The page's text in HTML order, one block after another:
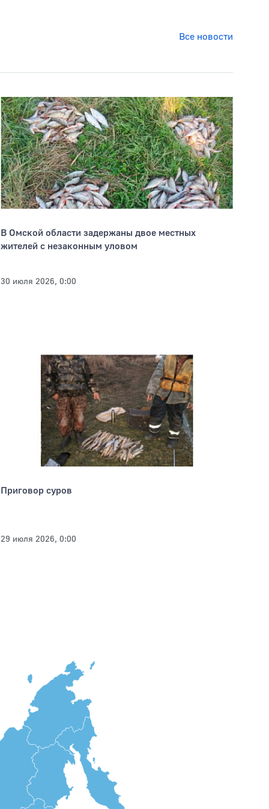
Все новости
В Омской области задержаны двое местных
жителей с незаконным уловом
30 июля 2026, 0:00
Приговор суров
29 июля 2026, 0:00